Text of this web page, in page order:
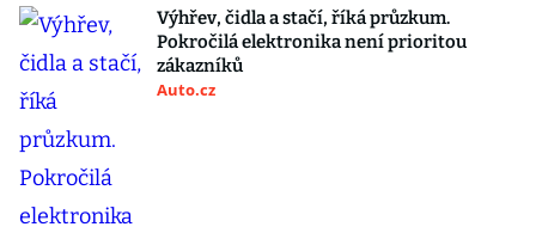
Výhřev, čidla a stačí, říká průzkum.
Pokročilá elektronika není prioritou
zákazníků
Auto.cz